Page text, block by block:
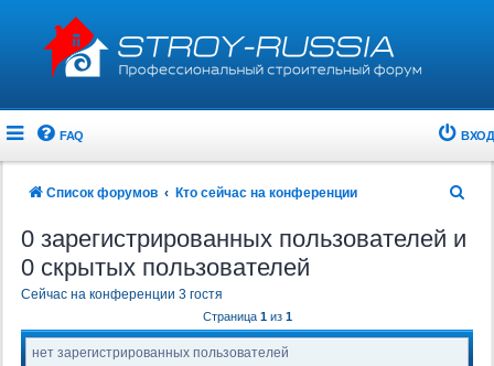
FAQ ВХОД
Список форумов Кто сейчас на конференции
0 зарегистрированных пользователей и
0 скрытых пользователей
Сейчас на конференции 3 гостя
Страница 1из 1
нет зарегистрированных пользователей